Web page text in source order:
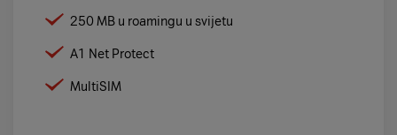
250 MB u roamingu u svijetu
A1 Net Protect
MultiSIM